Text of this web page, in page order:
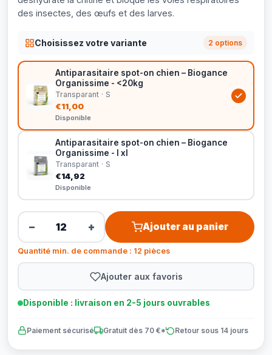
des insectes, des œufs et des larves.
Choisissez votre variante 2 options
Antiparasitaire spot-on chien – Biogance
Organissime - <20kg
Transparant · S
€11,00
Disponible
Antiparasitaire spot-on chien – Biogance
Organissime - l xl
Transparant · S
€14,92
Disponible
− + Ajouter au panier
Quantité min. de commande : 12 pièces
Ajouter aux favoris
Disponible : livraison en 2-5 jours ouvrables
Paiement sécurisé Gratuit dès 70 €* Retour sous 14 jours